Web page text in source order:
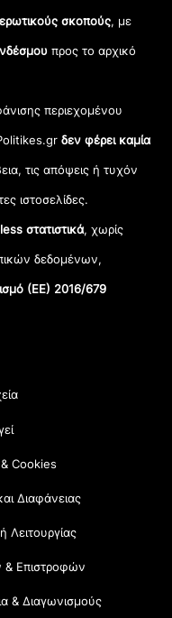
σκοπούς, με
προς το αρχικό
περιεχομένου
δεν φέρει καμία
τις απόψεις ή τυχόν
ιστοσελίδες.
στατιστικά, χωρίς
δεδομένων,
(ΕΕ) 2016/679
Cookies
Διαφάνειας
Λειτουργίας
Επιστροφών
& Διαγωνισμούς